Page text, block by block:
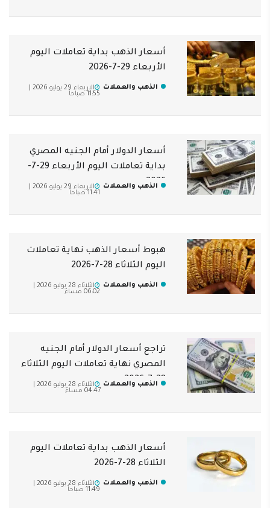
أسعار الذهب بداية تعاملات اليوم
الأربعاء 29-7-2026
الذهب والعملات
الاربعاء 29 يوليو 2026 |
11:55 صباحاً
أسعار الدولار أمام الجنيه المصري
بداية تعاملات اليوم الأربعاء 29-7-
2026
الذهب والعملات
الاربعاء 29 يوليو 2026 |
11:41 صباحاً
هبوط أسعار الذهب نهاية تعاملات
اليوم الثلاثاء 28-7-2026
الذهب والعملات
الثلاثاء 28 يوليو 2026 |
06:02 مساءً
تراجع أسعار الدولار أمام الجنيه
المصري نهاية تعاملات اليوم الثلاثاء
28-7-2026الذهب والعملات
الثلاثاء 28 يوليو 2026 |
04:47 مساءً
أسعار الذهب بداية تعاملات اليوم
الثلاثاء 28-7-2026
الذهب والعملات
الثلاثاء 28 يوليو 2026 |
11:49 صباحاً